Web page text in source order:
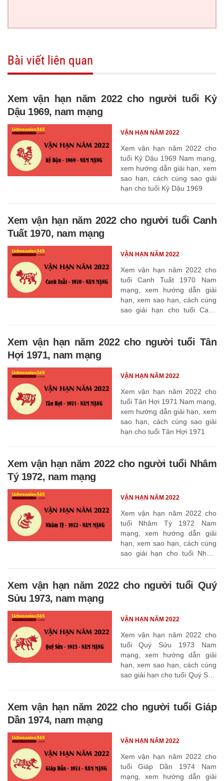
Bài viết liên quan
Xem vận hạn năm 2022 cho người tuổi Kỷ
Dậu 1969, nam mạng
Xem vận hạn năm 2022 cho
tuổi Kỷ Dậu 1969 Nam mạng,
xem hướng dẫn giải hạn, xem
sao hạn, cách cúng sao giải
hạn cho tuổi Kỷ Dậu 1969
VẬN HẠN NĂM 2022
Xem vận hạn năm 2022 cho người tuổi Canh
Tuất 1970, nam mạng
Xem vận hạn năm 2022 cho
tuổi Canh Tuất 1970 Nam
mạng, xem hướng dẫn giải
hạn, xem sao hạn, cách cúng
sao giải hạn cho tuổi Canh
VẬN HẠN NĂM 2022
Xem vận hạn năm 2022 cho người tuổi Tân
Hợi 1971, nam mạng
Xem vận hạn năm 2022 cho
tuổi Tân Hợi 1971 Nam mạng,
xem hướng dẫn giải hạn, xem
sao hạn, cách cúng sao giải
hạn cho tuổi Tân Hợi 1971
VẬN HẠN NĂM 2022
Xem vận hạn năm 2022 cho người tuổi Nhâm
Tý 1972, nam mạng
Xem vận hạn năm 2022 cho
tuổi Nhâm Tý 1972 Nam
mạng, xem hướng dẫn giải
hạn, xem sao hạn, cách cúng
sao giải hạn cho tuổi Nhâm
VẬN HẠN NĂM 2022
Xem vận hạn năm 2022 cho người tuổi Quý
Sửu 1973, nam mạng
Xem vận hạn năm 2022 cho
tuổi Quý Sửu 1973 Nam
mạng, xem hướng dẫn giải
hạn, xem sao hạn, cách cúng
sao giải hạn cho tuổi Quý Sửu
VẬN HẠN NĂM 2022
Xem vận hạn năm 2022 cho người tuổi Giáp
Dần 1974, nam mạng
Xem vận hạn năm 2022 cho
tuổi Giáp Dần 1974 Nam
mạng, xem hướng dẫn giải
VẬN HẠN NĂM 2022